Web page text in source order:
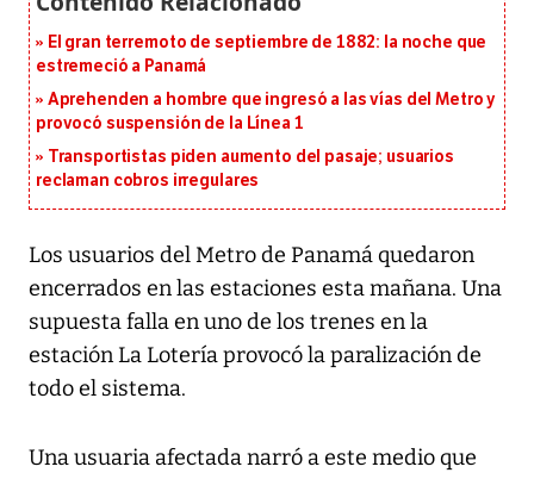
El gran terremoto de septiembre de 1882: la noche que
estremeció a Panamá
Aprehenden a hombre que ingresó a las vías del Metro y
provocó suspensión de la Línea 1
Transportistas piden aumento del pasaje; usuarios
reclaman cobros irregulares
Los usuarios del Metro de Panamá quedaron
encerrados en las estaciones esta mañana. Una
supuesta falla en uno de los trenes en la
estación La Lotería provocó la paralización de
todo el sistema.
Una usuaria afectada narró a este medio que